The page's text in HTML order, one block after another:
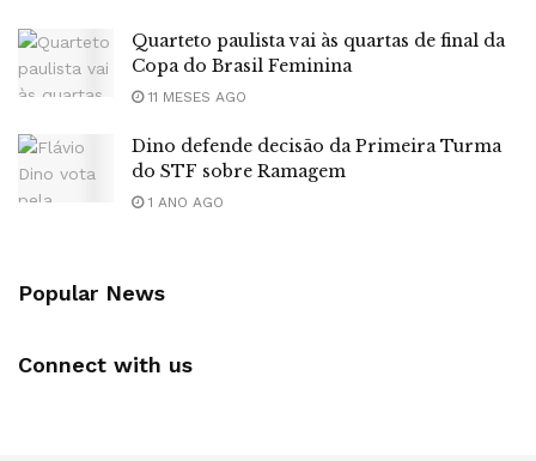
Quarteto paulista vai às quartas de final da
Copa do Brasil Feminina
11 MESES AGO
Dino defende decisão da Primeira Turma
do STF sobre Ramagem
1 ANO AGO
Popular News
Connect with us